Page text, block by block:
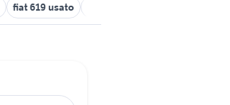
fiat 619 usato